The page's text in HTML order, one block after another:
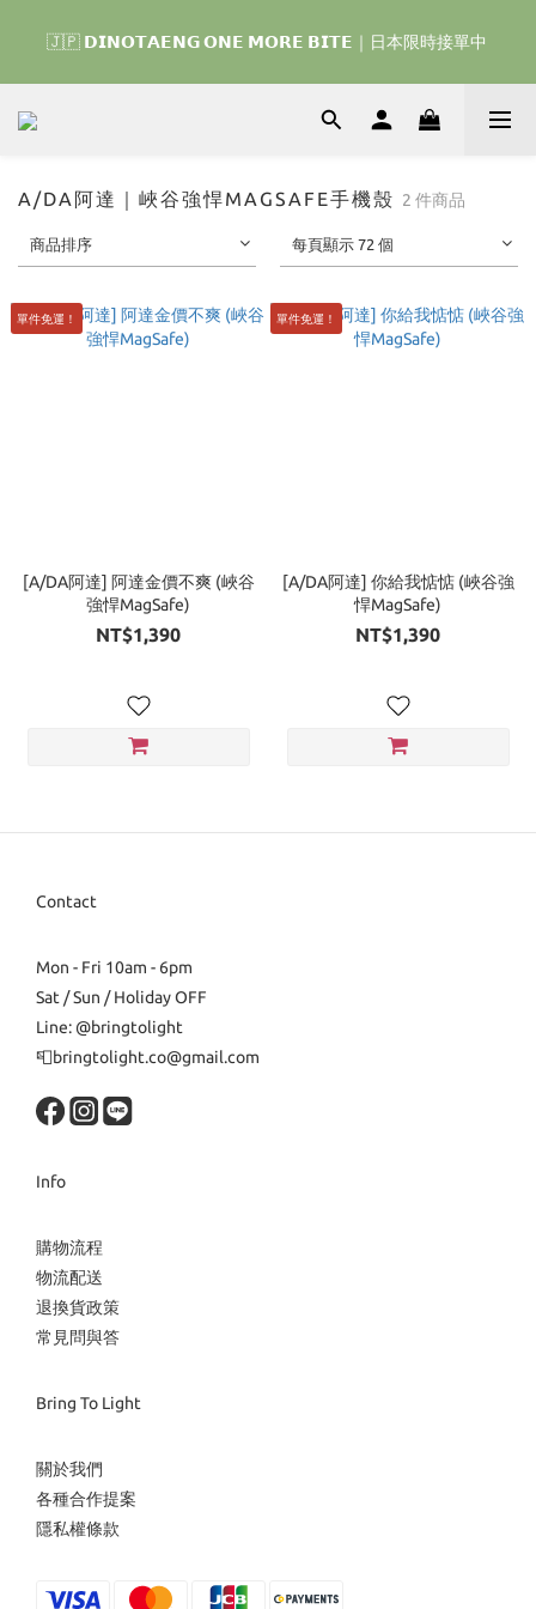
我們的熱血棒球冒險吧 ⚾️
🇯🇵 𝗗𝗜𝗡𝗢𝗧𝗔𝗘𝗡𝗚 𝗢𝗡𝗘 𝗠𝗢𝗥𝗘 𝗕𝗜𝗧𝗘｜日本限時接單中
🇰🇷 𝗗𝗜𝗡𝗢𝗧𝗔𝗘𝗡𝗚 𝗛𝗢𝗠𝗘 𝗥𝗨𝗡 ｜韓國首波開賣囉 ▶ 一起參加
A/DA阿達｜峽谷強悍MAGSAFE手機殼 2 件商品
商品排序 每頁顯示 72 個
單件免運！
[A/DA阿達] 阿達金價不爽 (峽谷
強悍MagSafe)
NT$1,390
單件免運！
[A/DA阿達] 你給我惦惦 (峽谷強
悍MagSafe)
NT$1,390
Contact
Mon - Fri 10am - 6pm
Sat / Sun / Holiday OFF
Line: @bringtolight
📮bringtolight.co@gmail.com
Info
購物流程
物流配送
退換貨政策
常見問與答
Bring To Light
關於我們
各種合作提案
隱私權條款